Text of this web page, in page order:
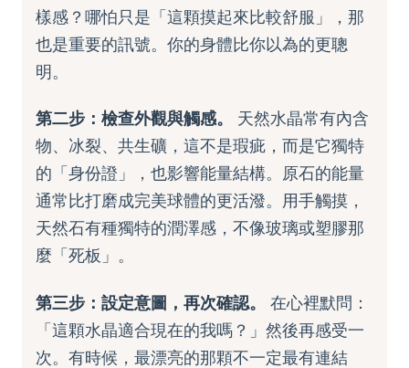
樣感？哪怕只是「這顆摸起來比較舒服」，那
也是重要的訊號。你的身體比你以為的更聰
明。
第二步：檢查外觀與觸感。
天然水晶常有內含
物、冰裂、共生礦，這不是瑕疵，而是它獨特
的「身份證」，也影響能量結構。原石的能量
通常比打磨成完美球體的更活潑。用手觸摸，
天然石有種獨特的潤澤感，不像玻璃或塑膠那
麼「死板」。
第三步：設定意圖，再次確認。
在心裡默問：
「這顆水晶適合現在的我嗎？」然後再感受一
次。有時候，最漂亮的那顆不一定最有連結